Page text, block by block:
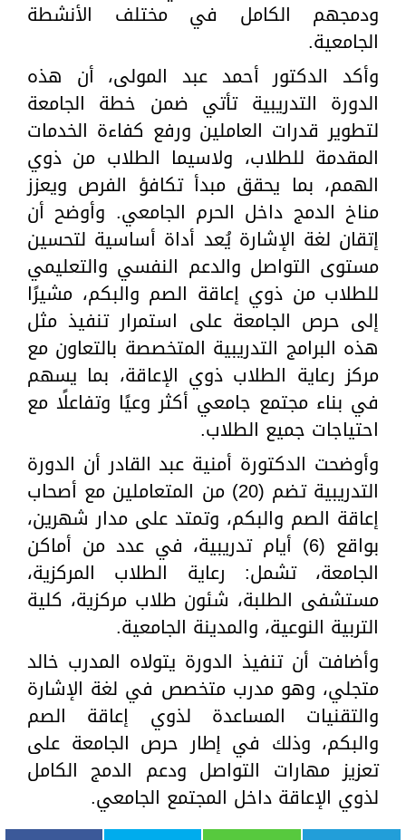
ودمجهم الكامل في مختلف الأنشطة
الجامعية.
وأكد الدكتور أحمد عبد المولى، أن هذه
الدورة التدريبية تأتي ضمن خطة الجامعة
لتطوير قدرات العاملين ورفع كفاءة الخدمات
المقدمة للطلاب، ولاسيما الطلاب من ذوي
الهمم، بما يحقق مبدأ تكافؤ الفرص ويعزز
مناخ الدمج داخل الحرم الجامعي. وأوضح أن
إتقان لغة الإشارة يُعد أداة أساسية لتحسين
مستوى التواصل والدعم النفسي والتعليمي
للطلاب من ذوي إعاقة الصم والبكم، مشيرًا
إلى حرص الجامعة على استمرار تنفيذ مثل
هذه البرامج التدريبية المتخصصة بالتعاون مع
مركز رعاية الطلاب ذوي الإعاقة، بما يسهم
في بناء مجتمع جامعي أكثر وعيًا وتفاعلًا مع
احتياجات جميع الطلاب.
وأوضحت الدكتورة أمنية عبد القادر أن الدورة
التدريبية تضم (20) من المتعاملين مع أصحاب
إعاقة الصم والبكم، وتمتد على مدار شهرين،
بواقع (6) أيام تدريبية، في عدد من أماكن
الجامعة، تشمل: رعاية الطلاب المركزية،
مستشفى الطلبة، شئون طلاب مركزية، كلية
التربية النوعية، والمدينة الجامعية.
وأضافت أن تنفيذ الدورة يتولاه المدرب خالد
متجلي، وهو مدرب متخصص في لغة الإشارة
والتقنيات المساعدة لذوي إعاقة الصم
والبكم، وذلك في إطار حرص الجامعة على
تعزيز مهارات التواصل ودعم الدمج الكامل
لذوي الإعاقة داخل المجتمع الجامعي.